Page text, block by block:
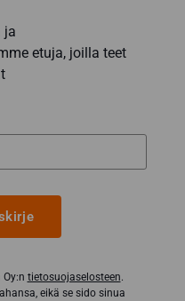
ja
etuja, joilla teet
tietosuojaselosteen.
eikä se sido sinua